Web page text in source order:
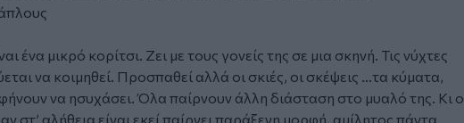
ένα μικρό κορίτσι. Ζει με τους γονείς της σε μια σκηνή. Τις νύχτες
να κοιμηθεί. Προσπαθεί αλλά οι σκιές, οι σκέψεις …τα κύματα,
να ησυχάσει. Όλα παίρνουν άλλη διάσταση στο μυαλό της. Κι ο
στ’ αλήθεια είναι εκεί παίρνει παράξενη μορφή, αμίλητος πάντα